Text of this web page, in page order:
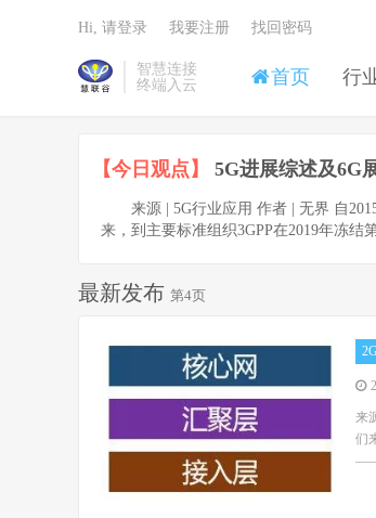
智慧连接
终端入云
首页 行
Hi, 请登录 我要注册 找回密码
【今日观点】 5G进展综述及6G
来源 | 5G行业应用 作者 | 无界 自
来，到主要标准组织3GPP在2019年冻
最新发布 第4页
来
们
——